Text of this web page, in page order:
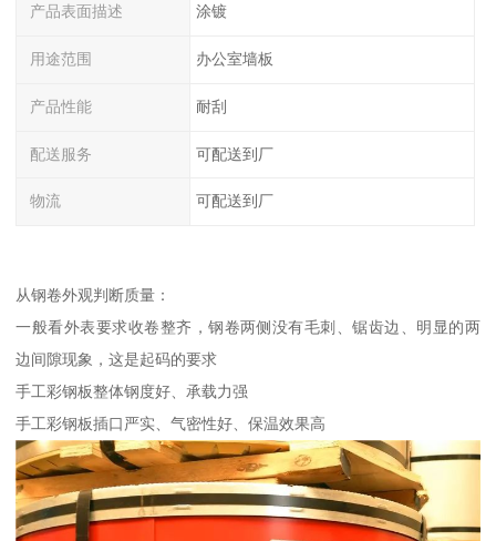
产品表面描述 涂镀
用途范围 办公室墙板
产品性能 耐刮
配送服务 可配送到厂
物流 可配送到厂
从钢卷外观判断质量：
一般看外表要求收卷整齐，钢卷两侧没有毛刺、锯齿边、明显的两
边间隙现象，这是起码的要求
手工彩钢板整体钢度好、承载力强
手工彩钢板插口严实、气密性好、保温效果高